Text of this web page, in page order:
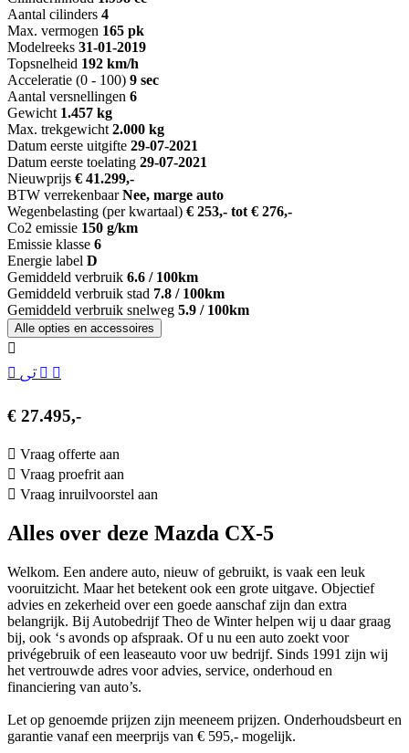
Aantal cilinders 4
Max. vermogen 165 pk
Modelreeks 31-01-2019
Topsnelheid 192 km/h
Acceleratie (0 - 100) 9 sec
Aantal versnellingen 6
Gewicht 1.457 kg
Max. trekgewicht 2.000 kg
Datum eerste uitgifte 29-07-2021
Datum eerste toelating 29-07-2021
Nieuwprijs € 41.299,-
BTW verrekenbaar Nee, marge auto
Wegenbelasting (per kwartaal) € 253,- tot € 276,-
Co2 emissie 150 g/km
Emissie klasse 6
Energie label D
Gemiddeld verbruik 6.6 / 100km
Gemiddeld verbruik stad 7.8 / 100km
Gemiddeld verbruik snelweg 5.9 / 100km
Alle opties en accessoires
€ 27.495,-
Vraag offerte aan
Vraag proefrit aan
Vraag inruilvoorstel aan
Alles over deze Mazda CX-5
Welkom. Een andere auto, nieuw of gebruikt, is vaak een leuk
vooruitzicht. Maar het betekent ook een grote uitgave. Objectief
advies en zekerheid over een goede aanschaf zijn dan extra
belangrijk. Bij Autobedrijf Theo de Winter helpen wij u daar graag
bij, ook ‘s avonds op afspraak. Of u nu een auto zoekt voor
privégebruik of een leaseauto voor uw bedrijf. Sinds 1991 zijn wij
het vertrouwde adres voor advies, service, onderhoud en
financiering van auto’s.
Let op genoemde prijzen zijn meeneem prijzen. Onderhoudsbeurt en
garantie vanaf een meerprijs van € 595,- mogelijk.